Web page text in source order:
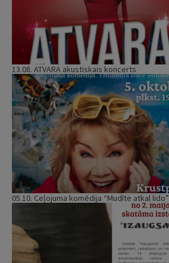
13.08. ATVARA akustiskais koncerts
05.10. Ceļojuma komēdija “Mudīte atkal lido”